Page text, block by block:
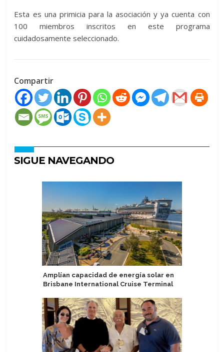
Esta es una primicia para la asociación y ya cuenta con
100 miembros inscritos en este programa
cuidadosamente seleccionado.
Compartir
SIGUE NAVEGANDO
Amplían capacidad de energía solar en
Brisbane International Cruise Terminal